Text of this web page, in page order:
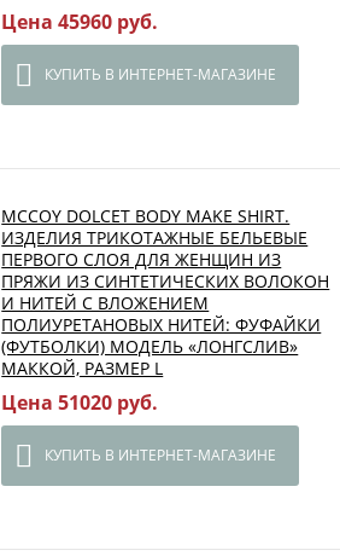
Цена 45960 руб.
КУПИТЬ В ИНТЕРНЕТ-МАГАЗИНЕ
MCCOY DOLCET BODY MAKE SHIRT.
ИЗДЕЛИЯ ТРИКОТАЖНЫЕ БЕЛЬЕВЫЕ
ПЕРВОГО СЛОЯ ДЛЯ ЖЕНЩИН ИЗ
ПРЯЖИ ИЗ СИНТЕТИЧЕСКИХ ВОЛОКОН
И НИТЕЙ С ВЛОЖЕНИЕМ
ПОЛИУРЕТАНОВЫХ НИТЕЙ: ФУФАЙКИ
(ФУТБОЛКИ) МОДЕЛЬ «ЛОНГСЛИВ»
МАККОЙ, РАЗМЕР L
Цена 51020 руб.
КУПИТЬ В ИНТЕРНЕТ-МАГАЗИНЕ